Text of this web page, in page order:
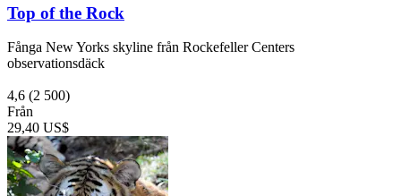
Top of the Rock
Fånga New Yorks skyline från Rockefeller Centers
observationsdäck
4,6 (2 500)
Från
29,40 US$